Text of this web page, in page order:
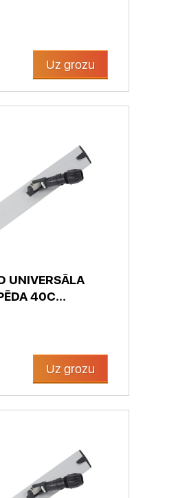
Uz grozu
UNIVERSĀLA
40C...
Uz grozu